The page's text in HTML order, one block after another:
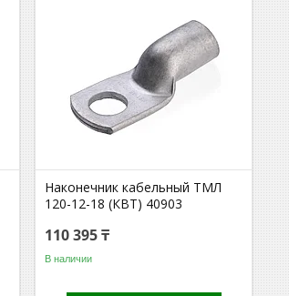
Наконечник кабельный ТМЛ
120-12-18 (КВТ) 40903
110 395 ₸
В наличии